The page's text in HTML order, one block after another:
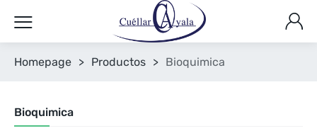
Homepage > Productos > Bioquimica
Bioquimica